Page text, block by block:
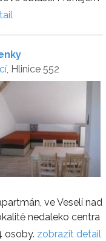
, Hlinice 552
ve Veselí nad
nedaleko centra
osoby. zobrazit detail